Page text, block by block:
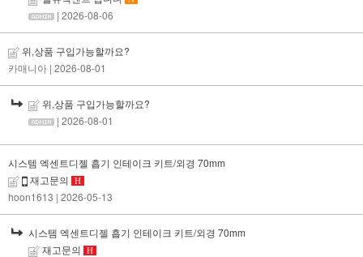
| 2026-08-06
위,상품 구입가능할까요?
카매니아 | 2026-08-01
위,상품 구입가능할까요?
| 2026-08-01
시스템 엑센트디젤 흡기 인테이크 키트/외경 70mm
재고문의
H
hoon1613 | 2026-05-13
시스템 엑센트디젤 흡기 인테이크 키트/외경 70mm
재고문의
H